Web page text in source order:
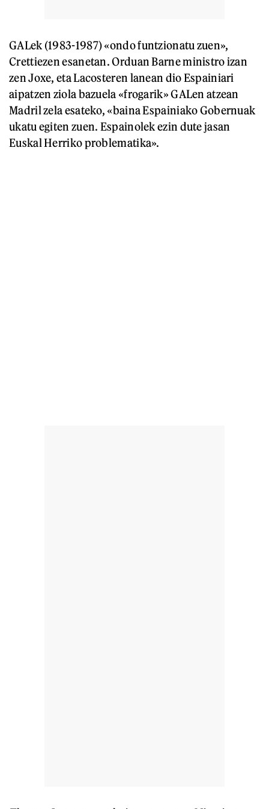
GALek (1983-1987) «ondo funtzionatu zuen»,
Crettiezen esanetan. Orduan Barne ministro izan
zen Joxe, eta Lacosteren lanean dio Espainiari
aipatzen ziola bazuela «frogarik» GALen atzean
Madril zela esateko, «baina Espainiako Gobernuak
ukatu egiten zuen. Espainolek ezin dute jasan
Euskal Herriko problematika».